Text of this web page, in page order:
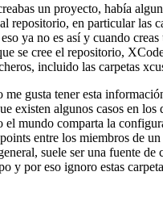
un proyecto, había
repositorio, en particular las
ya no es así y cuando
se cree el repositorio,
incluido las carpetas
me gusta tener esta
existen algunos casos en los
el mundo comparta la
entre los miembros de
suele ser una fuente de
y por eso ignoro estas